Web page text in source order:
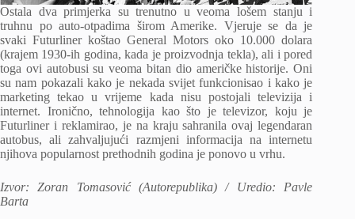
Ostala dva primjerka su trenutno u veoma lošem stanju i
truhnu po auto-otpadima širom Amerike. Vjeruje se da je
svaki Futurliner koštao General Motors oko 10.000 dolara
(krajem 1930-ih godina, kada je proizvodnja tekla), ali i pored
toga ovi autobusi su veoma bitan dio američke historije. Oni
su nam pokazali kako je nekada svijet funkcionisao i kako je
marketing tekao u vrijeme kada nisu postojali televizija i
internet. Ironično, tehnologija kao što je televizor, koju je
Futurliner i reklamirao, je na kraju sahranila ovaj legendaran
autobus, ali zahvaljujući razmjeni informacija na internetu
njihova popularnost prethodnih godina je ponovo u vrhu.
Izvor: Zoran Tomasović (Autorepublika) / Uredio: Pavle
Barta